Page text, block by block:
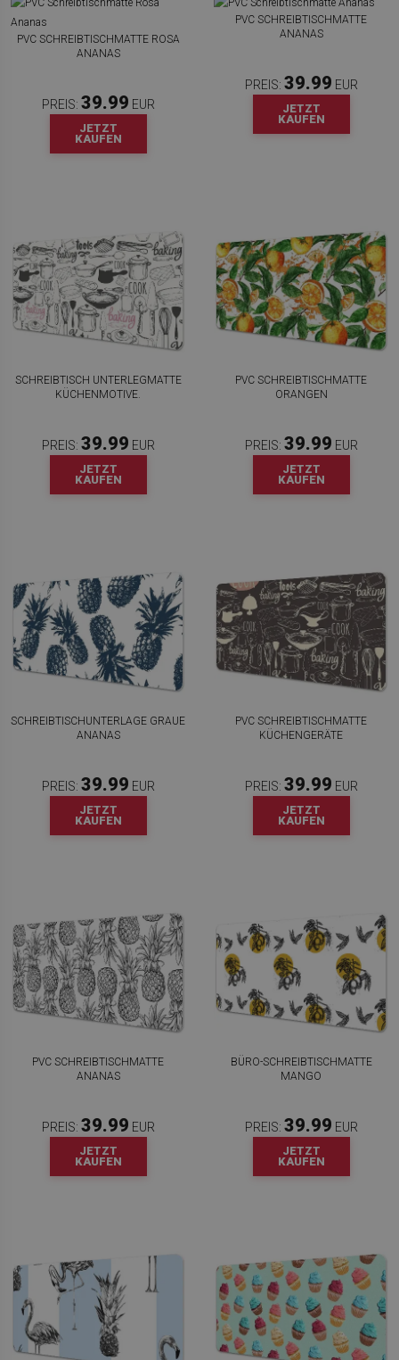
PVC SCHREIBTISCHMATTE ROSA
ANANAS
PREIS: 39.99 EUR
JETZT
KAUFEN
PVC SCHREIBTISCHMATTE
ANANAS
PREIS: 39.99 EUR
JETZT
KAUFEN
SCHREIBTISCH UNTERLEGMATTE
KÜCHENMOTIVE.
PREIS: 39.99 EUR
JETZT
KAUFEN
PVC SCHREIBTISCHMATTE
ORANGEN
PREIS: 39.99 EUR
JETZT
KAUFEN
SCHREIBTISCHUNTERLAGE GRAUE
ANANAS
PREIS: 39.99 EUR
JETZT
KAUFEN
PVC SCHREIBTISCHMATTE
KÜCHENGERÄTE
PREIS: 39.99 EUR
JETZT
KAUFEN
PVC SCHREIBTISCHMATTE
ANANAS
PREIS: 39.99 EUR
JETZT
KAUFEN
BÜRO-SCHREIBTISCHMATTE
MANGO
PREIS: 39.99 EUR
JETZT
KAUFEN